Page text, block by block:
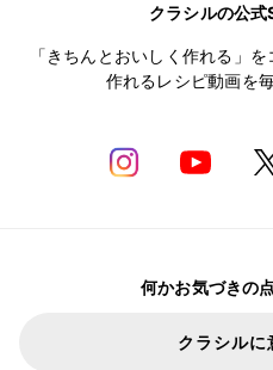
クラシルの公式
「きちんとおいしく作れる」
作れるレシピ動画を
何かお気づきの
クラシルに